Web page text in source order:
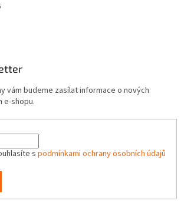
vám budeme zasílat informace o nových
e-shopu.
s podmínkami ochrany osobních údajů